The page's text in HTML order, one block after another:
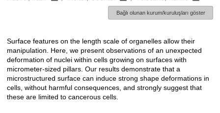
Bağlı olunan kurum/kuruluşları göster
Açıklama
Surface features on the length scale of organelles allow their
manipulation. Here, we present observations of an unexpected
deformation of nuclei within cells growing on surfaces with
micrometer-sized pillars. Our results demonstrate that a
microstructured surface can induce strong shape deformations in
cells, without harmful consequences, and strongly suggest that
these are limited to cancerous cells.